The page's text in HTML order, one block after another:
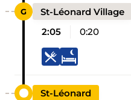
St-Léonard Village
2:05
0:20
St-Léonard